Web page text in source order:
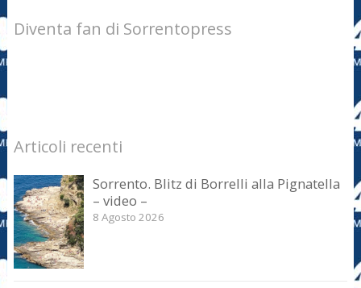
Diventa fan di Sorrentopress
Articoli recenti
Sorrento. Blitz di Borrelli alla Pignatella
– video –
8 Agosto 2026